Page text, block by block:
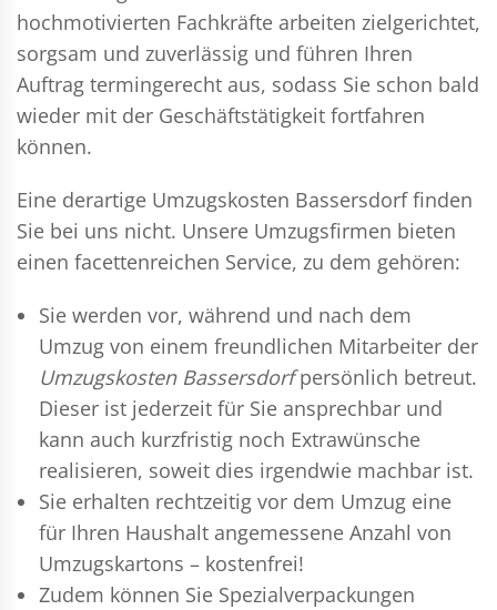
hochmotivierten Fachkräfte arbeiten zielgerichtet,
sorgsam und zuverlässig und führen Ihren
Auftrag termingerecht aus, sodass Sie schon bald
wieder mit der Geschäftstätigkeit fortfahren
können.
Eine derartige Umzugskosten Bassersdorf finden
Sie bei uns nicht. Unsere Umzugsfirmen bieten
einen facettenreichen Service, zu dem gehören:
Sie werden vor, während und nach dem
Umzug von einem freundlichen Mitarbeiter der
Umzugskosten Bassersdorfpersönlich betreut.
Dieser ist jederzeit für Sie ansprechbar und
kann auch kurzfristig noch Extrawünsche
realisieren, soweit dies irgendwie machbar ist.
Sie erhalten rechtzeitig vor dem Umzug eine
für Ihren Haushalt angemessene Anzahl von
Umzugskartons – kostenfrei!
Zudem können Sie Spezialverpackungen